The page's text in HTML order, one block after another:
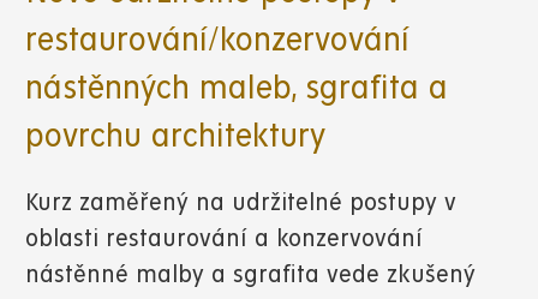
restaurování/konzervování
nástěnných maleb, sgrafita a
povrchu architektury
Kurz zaměřený na udržitelné postupy v
oblasti restaurování a konzervování
nástěnné malby a sgrafita vede zkušený